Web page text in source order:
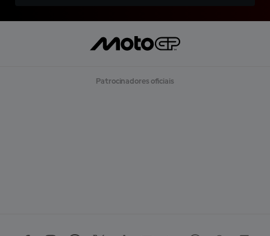
Patrocinadores oficiais